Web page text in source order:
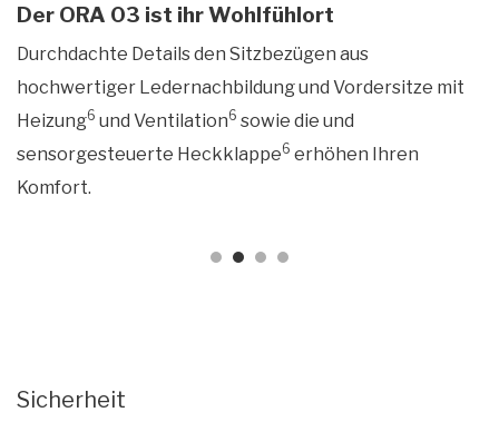
Der ORA 03 ist ihr Wohlfühlort
Durchdachte Details den Sitzbezügen aus
hochwertiger Ledernachbildung und Vordersitze mit
Heizung6 und Ventilation6 sowie die und
sensorgesteuerte Heckklappe6 erhöhen Ihren
Komfort.
Sicherheit